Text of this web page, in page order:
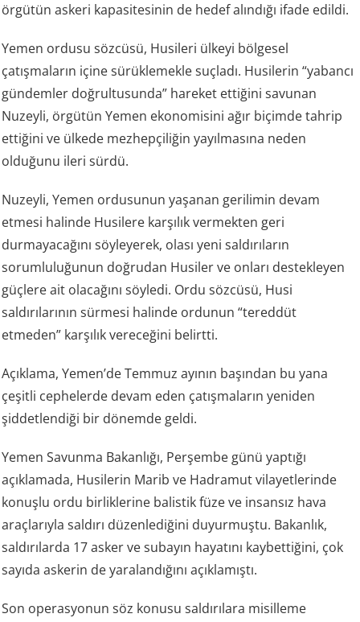
örgütün askeri kapasitesinin de hedef alındığı ifade edildi.
Yemen ordusu sözcüsü, Husileri ülkeyi bölgesel
çatışmaların içine sürüklemekle suçladı. Husilerin “yabancı
gündemler doğrultusunda” hareket ettiğini savunan
Nuzeyli, örgütün Yemen ekonomisini ağır biçimde tahrip
ettiğini ve ülkede mezhepçiliğin yayılmasına neden
olduğunu ileri sürdü.
Nuzeyli, Yemen ordusunun yaşanan gerilimin devam
etmesi halinde Husilere karşılık vermekten geri
durmayacağını söyleyerek, olası yeni saldırıların
sorumluluğunun doğrudan Husiler ve onları destekleyen
güçlere ait olacağını söyledi. Ordu sözcüsü, Husi
saldırılarının sürmesi halinde ordunun “tereddüt
etmeden” karşılık vereceğini belirtti.
Açıklama, Yemen’de Temmuz ayının başından bu yana
çeşitli cephelerde devam eden çatışmaların yeniden
şiddetlendiği bir dönemde geldi.
Yemen Savunma Bakanlığı, Perşembe günü yaptığı
açıklamada, Husilerin Marib ve Hadramut vilayetlerinde
konuşlu ordu birliklerine balistik füze ve insansız hava
araçlarıyla saldırı düzenlediğini duyurmuştu. Bakanlık,
saldırılarda 17 asker ve subayın hayatını kaybettiğini, çok
sayıda askerin de yaralandığını açıklamıştı.
Son operasyonun söz konusu saldırılara misilleme